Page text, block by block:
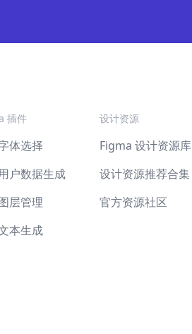
插件
体选择
户数据生成
层管理
本生成
设计资源
Figma 设计资源库
设计资源推荐合集
官方资源社区